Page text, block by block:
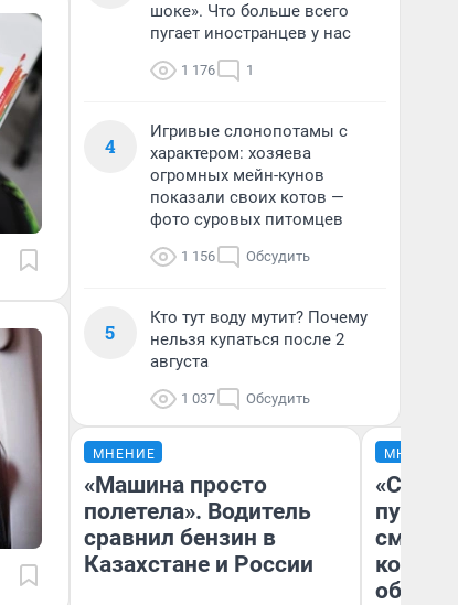
шоке». Что больше всего
пугает иностранцев у нас
1 176 1
4
Игривые слонопотамы с
характером: хозяева
огромных мейн-кунов
показали своих котов —
фото суровых питомцев
1 156 Обсудить
5
Кто тут воду мутит? Почему
нельзя купаться после 2
августа
1 037 Обсудить
МНЕНИЕ
«Машина просто
полетела». Водитель
сравнил бензин в
Казахстане и России
МНЕНИЕ